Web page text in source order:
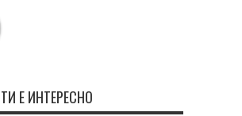
Е ИНТЕРЕСНО